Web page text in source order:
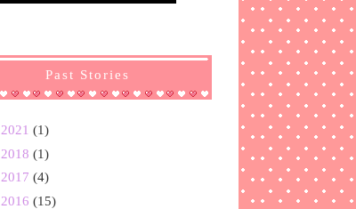
Past Stories
2021 (1)
2018 (1)
2017 (4)
2016 (15)